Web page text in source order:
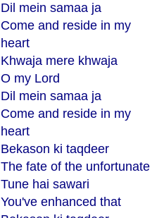
Dil mein samaa ja
Come and reside in my
heart
Khwaja mere khwaja
O my Lord
Dil mein samaa ja
Come and reside in my
heart
Bekason ki taqdeer
The fate of the unfortunate
Tune hai sawari
You've enhanced that